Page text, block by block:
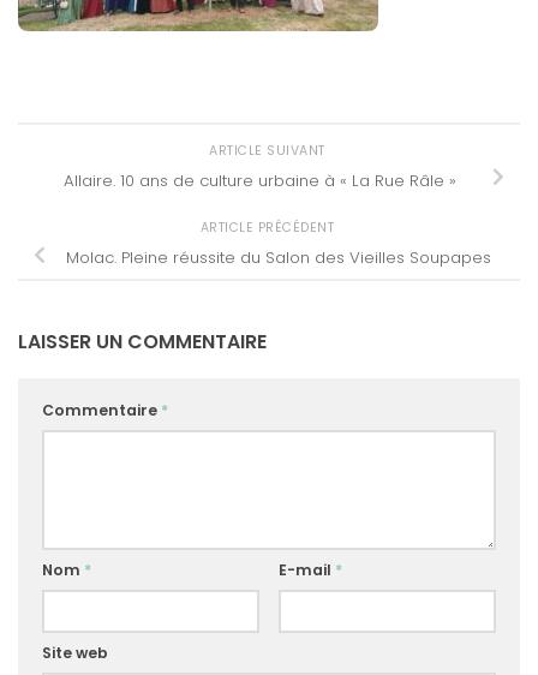
ARTICLE SUIVANT
Allaire. 10 ans de culture urbaine à « La Rue Râle »
ARTICLE PRÉCÉDENT
Molac. Pleine réussite du Salon des Vieilles Soupapes
LAISSER UN COMMENTAIRE
Commentaire *
Nom * E-mail *
Site web